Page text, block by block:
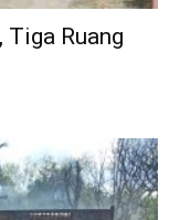
Tiga Ruang